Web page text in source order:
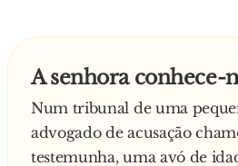
A senhora conhece-
Num tribunal de uma
advogado de acusação
testemunha, uma avó de